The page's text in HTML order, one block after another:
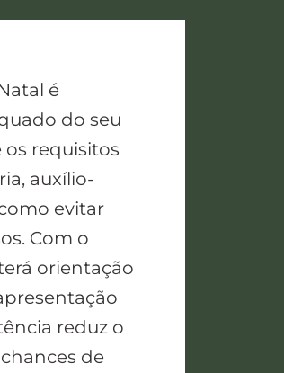
é
do seu
os requisitos
auxílio-
evitar
Com o
orientação
reduz o
de